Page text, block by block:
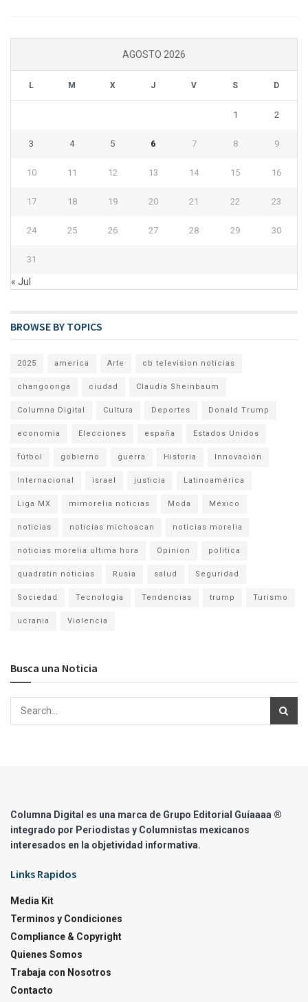
AGOSTO 2026
L M X J V S D
1 2
3 4 5 6 7 8 9
10 11 12 13 14 15 16
17 18 19 20 21 22 23
24 25 26 27 28 29 30
31
« Jul
BROWSE BY TOPICS
2025 america Arte cb television noticias
changoonga ciudad Claudia Sheinbaum
Columna Digital Cultura Deportes Donald Trump
economia Elecciones españa Estados Unidos
fútbol gobierno guerra Historia Innovación
Internacional israel justicia Latinoamérica
Liga MX mimorelia noticias Moda México
noticias noticias michoacan noticias morelia
noticias morelia ultima hora Opinion politica
quadratin noticias Rusia salud Seguridad
Sociedad Tecnología Tendencias trump Turismo
ucrania Violencia
Busca una Noticia
Columna Digital es una marca de Grupo Editorial Guíaaaa ®
integrado por Periodistas y Columnistas mexicanos
interesados en la objetividad informativa.
Links Rapidos
Media Kit
Terminos y Condiciones
Compliance & Copyright
Quienes Somos
Trabaja con Nosotros
Contacto